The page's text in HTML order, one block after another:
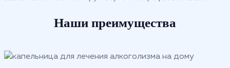
Наши преимущества